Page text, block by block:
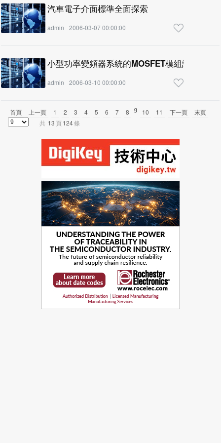
汽車電子介面標準全面探索
admin 2006-03-07 00:00:00
小型功率變頻器系統的MOSFET模組設計
admin 2006-03-10 00:00:00
首頁 上一頁 1 2 3 4 5 6 7 8 9 10 11 下一頁
末頁
共 13 頁 124條